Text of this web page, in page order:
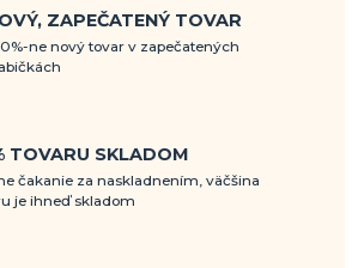
ZAPEČATENÝ TOVAR
ne nový tovar v zapečatených
TOVARU SKLADOM
čakanie za naskladnením, väčšina
je ihneď skladom